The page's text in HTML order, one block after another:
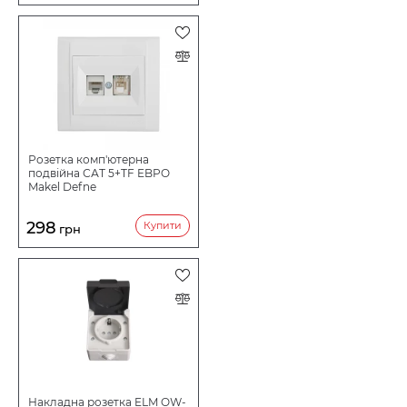
Розетка комп'ютерна
подвійна САТ 5+TF EBPO
Makel Defne
298 грн Купити
Накладна розетка ELM OW-